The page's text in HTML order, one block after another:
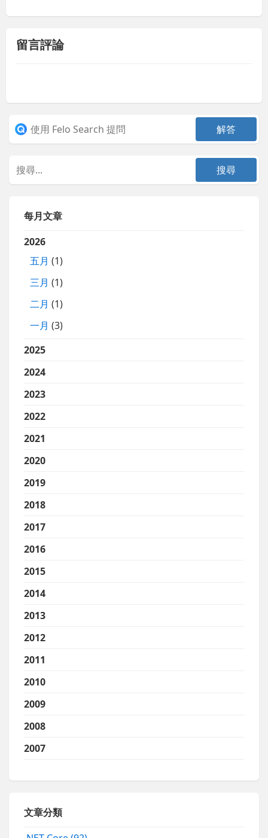
留言評論
每月文章
2026
五月 (1)
三月 (1)
二月 (1)
一月 (3)
2025
2024
2023
2022
2021
2020
2019
2018
2017
2016
2015
2014
2013
2012
2011
2010
2009
2008
2007
文章分類